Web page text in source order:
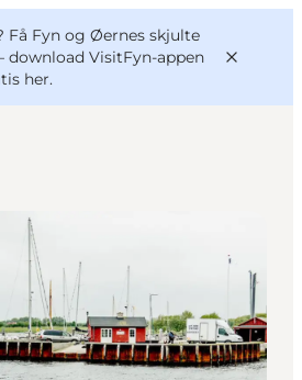
Få Fyn og Øernes skjulte
download VisitFyn-appen
her.